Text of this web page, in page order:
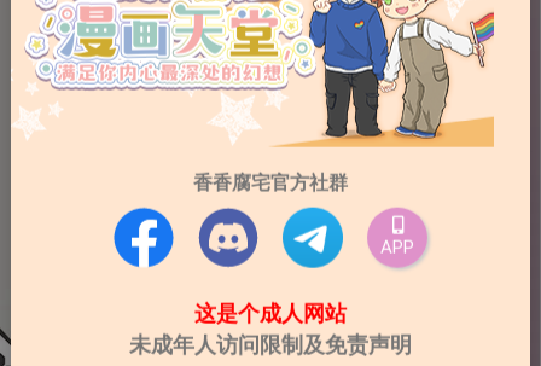
香香腐宅官方社群
APP
这是个成人网站
未成年人访问限制及免责声明